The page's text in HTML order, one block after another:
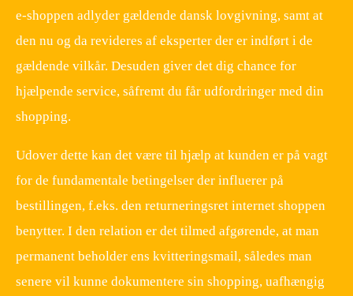
e-shoppen adlyder gældende dansk lovgivning, samt at
den nu og da revideres af eksperter der er indført i de
gældende vilkår. Desuden giver det dig chance for
hjælpende service, såfremt du får udfordringer med din
shopping.
Udover dette kan det være til hjælp at kunden er på vagt
for de fundamentale betingelser der influerer på
bestillingen, f.eks. den returneringsret internet shoppen
benytter. I den relation er det tilmed afgørende, at man
permanent beholder ens kvitteringsmail, således man
senere vil kunne dokumentere sin shopping, uafhængig